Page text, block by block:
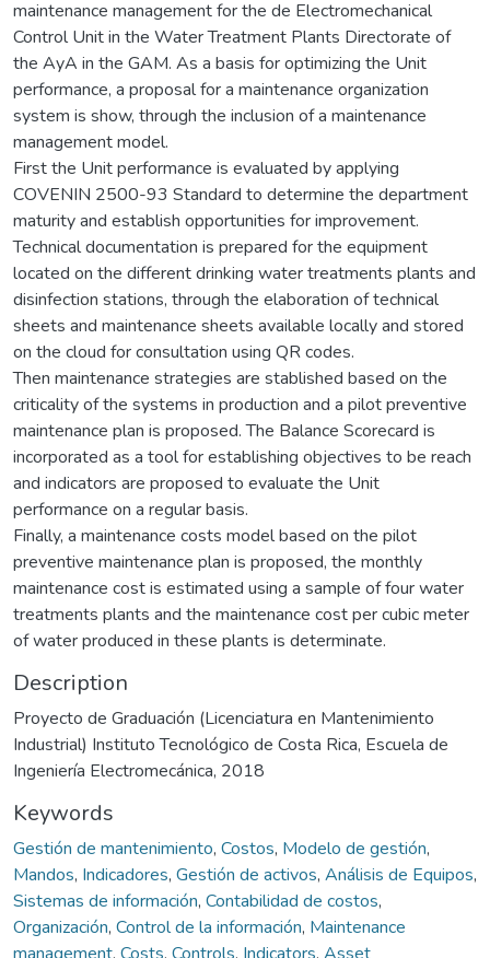
maintenance management for the de Electromechanical
Control Unit in the Water Treatment Plants Directorate of
the AyA in the GAM. As a basis for optimizing the Unit
performance, a proposal for a maintenance organization
system is show, through the inclusion of a maintenance
management model.
First the Unit performance is evaluated by applying
COVENIN 2500-93 Standard to determine the department
maturity and establish opportunities for improvement.
Technical documentation is prepared for the equipment
located on the different drinking water treatments plants and
disinfection stations, through the elaboration of technical
sheets and maintenance sheets available locally and stored
on the cloud for consultation using QR codes.
Then maintenance strategies are stablished based on the
criticality of the systems in production and a pilot preventive
maintenance plan is proposed. The Balance Scorecard is
incorporated as a tool for establishing objectives to be reach
and indicators are proposed to evaluate the Unit
performance on a regular basis.
Finally, a maintenance costs model based on the pilot
preventive maintenance plan is proposed, the monthly
maintenance cost is estimated using a sample of four water
treatments plants and the maintenance cost per cubic meter
of water produced in these plants is determinate.
Description
Proyecto de Graduación (Licenciatura en Mantenimiento
Industrial) Instituto Tecnológico de Costa Rica, Escuela de
Ingeniería Electromecánica, 2018
Keywords
Gestión de mantenimiento, Costos, Modelo de gestión,
Mandos, Indicadores, Gestión de activos, Análisis de Equipos,
Sistemas de información, Contabilidad de costos,
Organización, Control de la información, Maintenance